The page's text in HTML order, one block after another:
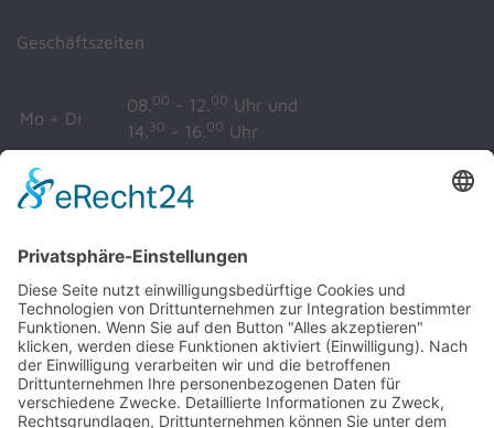
Geschäftszeiten
Mo + Di
08. 00 - 12. 00 Uhr und
14. 30 - 16. 00 Uhr
Do
08.00- 12.
Impressum
Datenschutz